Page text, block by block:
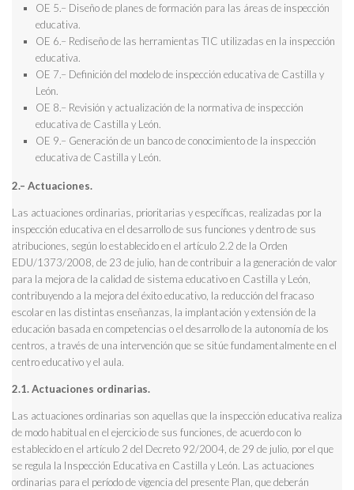
OE 5.– Diseño de planes de formación para las áreas de inspección
educativa.
OE 6.– Rediseño de las herramientas TIC utilizadas en la inspección
educativa.
OE 7.– Definición del modelo de inspección educativa de Castilla y
León.
OE 8.– Revisión y actualización de la normativa de inspección
educativa de Castilla y León.
OE 9.– Generación de un banco de conocimiento de la inspección
educativa de Castilla y León.
2.– Actuaciones.
Las actuaciones ordinarias, prioritarias y específicas, realizadas por la
inspección educativa en el desarrollo de sus funciones y dentro de sus
atribuciones, según lo establecido en el artículo 2.2 de la Orden
EDU/1373/2008, de 23 de julio, han de contribuir a la generación de valor
para la mejora de la calidad de sistema educativo en Castilla y León,
contribuyendo a la mejora del éxito educativo, la reducción del fracaso
escolar en las distintas enseñanzas, la implantación y extensión de la
educación basada en competencias o el desarrollo de la autonomía de los
centros, a través de una intervención que se sitúe fundamentalmente en el
centro educativo y el aula.
2.1. Actuaciones ordinarias.
Las actuaciones ordinarias son aquellas que la inspección educativa realiza
de modo habitual en el ejercicio de sus funciones, de acuerdo con lo
establecido en el artículo 2 del Decreto 92/2004, de 29 de julio, por el que
se regula la Inspección Educativa en Castilla y León. Las actuaciones
ordinarias para el período de vigencia del presente Plan, que deberán